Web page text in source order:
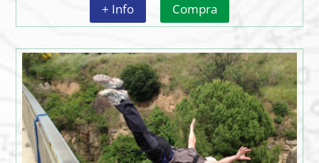
+ Info Compra